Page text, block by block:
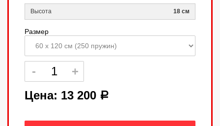
Высота 18 см
Размер
Цена: 13 200 a